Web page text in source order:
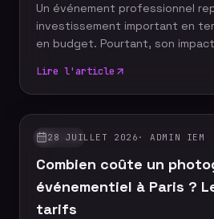
Un événement professionnel
investissement important en
en budget. Pourtant, son
photo événementiel, votre
d'images professionnelles qui
durablement sa
notoriété et valorisent son
événementiel constitue un
investissement pour votre
Lire l'article
GUIDES
28 JUILLET 2026 ·ADMIN IEM
Combien coûte un
événementiel à Paris ?
tarifs